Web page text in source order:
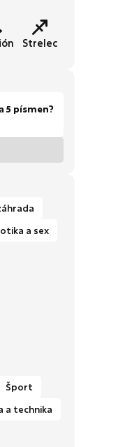
Strelec
5 písmen?
a sex
Šport
a technika